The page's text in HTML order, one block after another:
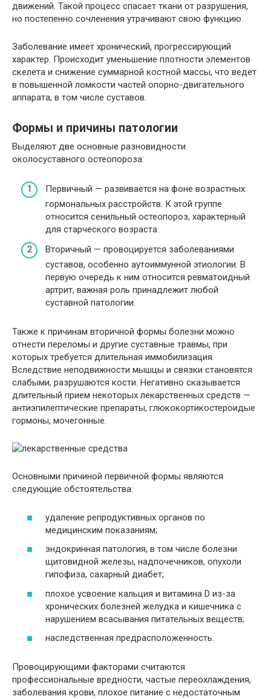
движений. Такой процесс спасает ткани от разрушения,
но постепенно сочленения утрачивают свою функцию.
Заболевание имеет хронический, прогрессирующий
характер. Происходит уменьшение плотности элементов
скелета и снижение суммарной костной массы, что ведет
в повышенной ломкости частей опорно-двигательного
аппарата, в том числе суставов.
Формы и причины патологии
Выделяют две основные разновидности
околосуставного остеопороза:
Первичный — развивается на фоне возрастных
гормональных расстройств. К этой группе
относится сенильный остеопороз, характерный
для старческого возраста.
Вторичный — провоцируется заболеваниями
суставов, особенно аутоиммунной этиологии. В
первую очередь к ним относится ревматоидный
артрит, важная роль принадлежит любой
суставной патологии.
Также к причинам вторичной формы болезни можно
отнести переломы и другие суставные травмы, при
которых требуется длительная иммобилизация.
Вследствие неподвижности мышцы и связки становятся
слабыми, разрушаются кости. Негативно сказывается
длительный прием некоторых лекарственных средств —
антиэпилептические препараты, глюкокортикостероидые
гормоны, мочегонные.
Основными причиной первичной формы являются
следующие обстоятельства:
удаление репродуктивных органов по
медицинским показаниям;
эндокринная патология, в том числе болезни
щитовидной железы, надпочечников, опухоли
гипофиза, сахарный диабет;
плохое усвоение кальция и витамина D из-за
хронических болезней желудка и кишечника с
нарушением всасывания питательных веществ;
наследственная предрасположенность.
Провоцирующими факторами считаются
профессиональные вредности, частые переохлаждения,
заболевания крови, плохое питание с недостаточным